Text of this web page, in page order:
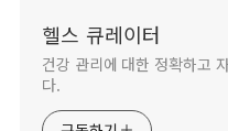
헬스 큐레이터
건강 관리에 대한 정확하고
다.